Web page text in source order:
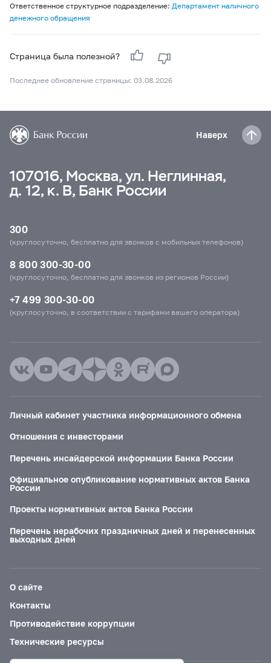
Ответственное структурное подразделение: Департамент наличного
денежного обращения
Страница была полезной?
Последнее обновление страницы: 03.08.2026
Наверх
107016, Москва, ул. Неглинная,
д. 12, к. В, Банк России
300
(круглосуточно, бесплатно для звонков с мобильных телефонов)
8 800 300-30-00
(круглосуточно, бесплатно для звонков из регионов России)
+7 499 300-30-00
(круглосуточно, в соответствии с тарифами вашего оператора)
Личный кабинет участника информационного обмена
Отношения с инвесторами
Перечень инсайдерской информации Банка России
Официальное опубликование нормативных актов Банка
России
Проекты нормативных актов Банка России
Перечень нерабочих праздничных дней и перенесенных
выходных дней
О сайте
Контакты
Противодействие коррупции
Технические ресурсы